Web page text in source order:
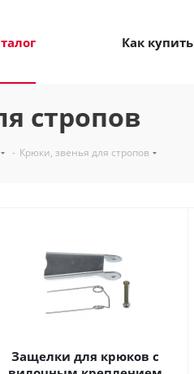
Как купить
стропов
- Крюки, звенья для стропов
Защелки для крюков с